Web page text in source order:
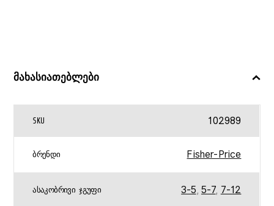
მახასიათებლები
SKU 102989
ᲑᲠᲔᲜᲓᲘ Fisher-Price
ᲐᲡᲐᲙᲝᲑᲠᲘᲕᲘ ᲯᲒᲣᲤᲘ 3-5, 5-7, 7-12